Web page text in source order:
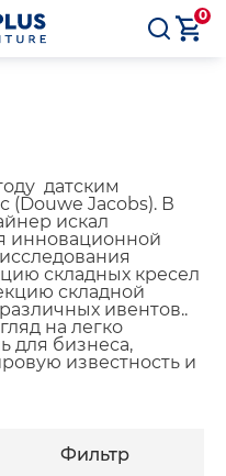
0
датским
Jacobs). В
искал
инновационной
складных кресел
складной
ивентов..
на легко
для бизнеса,
известность и
Фильтр